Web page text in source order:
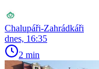
Chalupáři-Zahrádkáři
dnes, 16:35
2 min